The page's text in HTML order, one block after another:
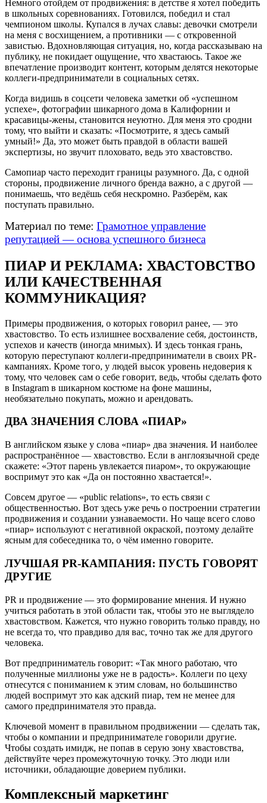
Немного отойдем от продвижения: в детстве я хотел победить
в школьных соревнованиях. Готовился, победил и стал
чемпионом школы. Купался в лучах славы: девочки смотрели
на меня с восхищением, а противники — с откровенной
завистью. Вдохновляющая ситуация, но, когда рассказываю на
публику, не покидает ощущение, что хвастаюсь. Такое же
впечатление производит контент, которым делятся некоторые
коллеги-предприниматели в социальных сетях.
Когда видишь в соцсети человека заметки об «успешном
успехе», фотографии шикарного дома в Калифорнии и
красавицы-жены, становится неуютно. Для меня это сродни
тому, что выйти и сказать: «Посмотрите, я здесь самый
умный!» Да, это может быть правдой в области вашей
экспертизы, но звучит плоховато, ведь это хвастовство.
Самопиар часто переходит границы разумного. Да, с одной
стороны, продвижение личного бренда важно, а с другой —
понимаешь, что ведёшь себя нескромно. Разберём, как
поступать правильно.
Материал по теме: Грамотное управление
репутацией — основа успешного бизнеса
ПИАР И РЕКЛАМА: ХВАСТОВСТВО
ИЛИ КАЧЕСТВЕННАЯ
КОММУНИКАЦИЯ?
Примеры продвижения, о которых говорил ранее, — это
хвастовство. То есть излишнее восхваление себя, достоинств,
успехов и качеств (иногда мнимых). И здесь тонкая грань,
которую переступают коллеги-предприниматели в своих PR-
кампаниях. Кроме того, у людей высок уровень недоверия к
тому, что человек сам о себе говорит, ведь, чтобы сделать фото
в Instagram в шикарном костюме на фоне машины,
необязательно покупать, можно и арендовать.
ДВА ЗНАЧЕНИЯ СЛОВА «ПИАР»
В английском языке у слова «пиар» два значения. И наиболее
распространённое — хвастовство. Если в англоязычной среде
скажете: «Этот парень увлекается пиаром», то окружающие
воспримут это как «Да он постоянно хвастается!».
Совсем другое — «public relations», то есть связи с
общественностью. Вот здесь уже речь о построении стратегии
продвижения и создании узнаваемости. Но чаще всего слово
«пиар» используют с негативной окраской, поэтому делайте
ясным для собеседника то, о чём именно говорите.
ЛУЧШАЯ PR-КАМПАНИЯ: ПУСТЬ ГОВОРЯТ
ДРУГИЕ
PR и продвижение — это формирование мнения. И нужно
учиться работать в этой области так, чтобы это не выглядело
хвастовством. Кажется, что нужно говорить только правду, но
не всегда то, что правдиво для вас, точно так же для другого
человека.
Вот предприниматель говорит: «Так много работаю, что
полученные миллионы уже не в радость». Коллеги по цеху
отнесутся с пониманием к этим словам, но большинство
людей воспримут это как адский пиар, тем не менее для
самого предпринимателя это правда.
Ключевой момент в правильном продвижении — сделать так,
чтобы о компании и предпринимателе говорили другие.
Чтобы создать имидж, не попав в серую зону хвастовства,
действуйте через промежуточную точку. Это люди или
источники, обладающие доверием публики.
Комплексный маркетинг